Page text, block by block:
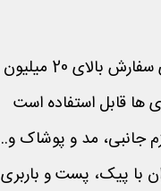
بالای 20 میلیون
ها قابل استفاده است
جانبی، مد و پوشاک و..
با پیک، پست و باربری